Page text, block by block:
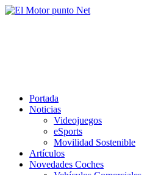
Saltar
Portada
Noticias
Videojuegos
eSports
Movilidad Sostenible
Artículos
Novedades Coches